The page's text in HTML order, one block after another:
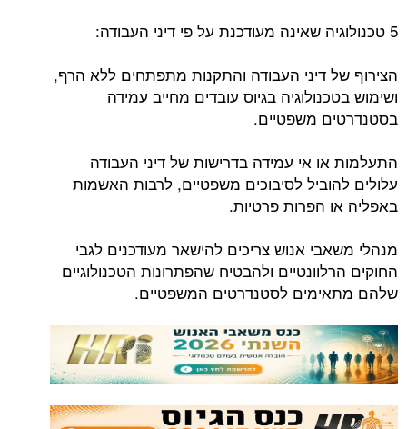
5 טכנולוגיה שאינה מעודכנת על פי דיני העבודה:
הצירוף של דיני העבודה והתקנות מתפתחים ללא הרף,
ושימוש בטכנולוגיה בגיוס עובדים מחייב עמידה
בסטנדרטים משפטיים.
התעלמות או אי עמידה בדרישות של דיני העבודה
עלולים להוביל לסיבוכים משפטיים, לרבות האשמות
באפליה או הפרות פרטיות.
מנהלי משאבי אנוש צריכים להישאר מעודכנים לגבי
החוקים הרלוונטיים ולהבטיח שהפתרונות הטכנולוגיים
שלהם מתאימים לסטנדרטים המשפטיים.